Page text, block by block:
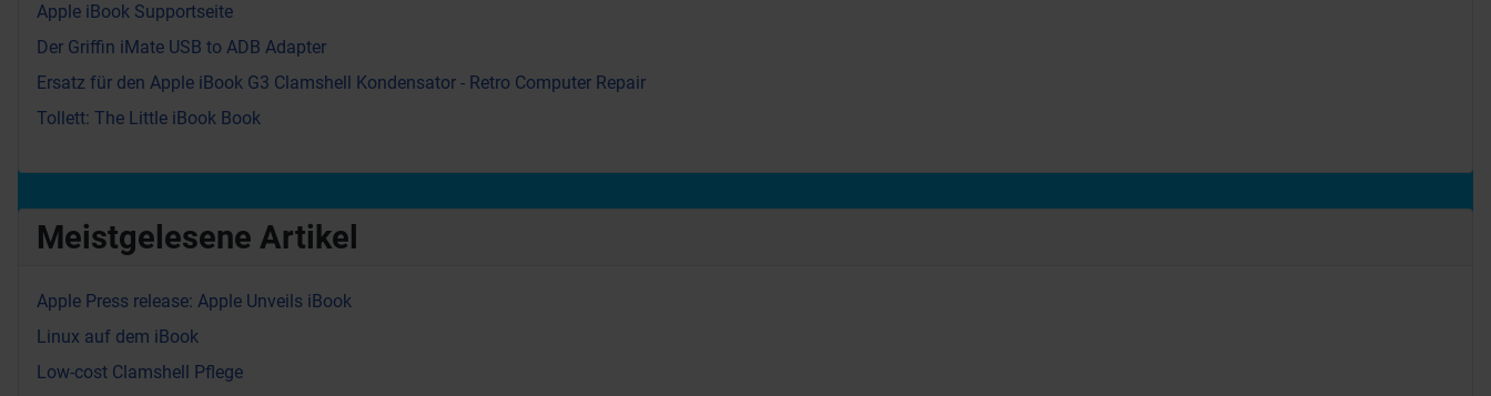
Meistgelesene Artikel
Apple Press release: Apple Unveils iBook
Linux auf dem iBook
Low-cost Clamshell Pflege
Apple iBook Supportseite
Der Griffin iMate USB to ADB Adapter
Ersatz für den Apple iBook G3 Clamshell Kondensator - Retro Computer Repair
Tollett: The Little iBook Book